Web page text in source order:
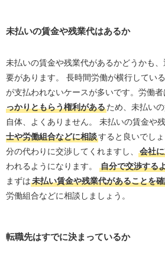
未払いの賃金や残業代はあるか
未払いの賃金や残業代があるかどうかも
要があります。 長時間労働が横行してい
が支払われないケースが多いです。労働者
っかりともらう権利があるため、未払い
自体、よくありません。 未払いの賃金や
士や労働組合などに相談すると良いでし
分の代わりに交渉してくれますし、
会社
われるようになります。
自分で交渉する
まずは未払い賃金や残業代があることを
労働組合などに相談しましょう。
転職先はすでに決まっているか